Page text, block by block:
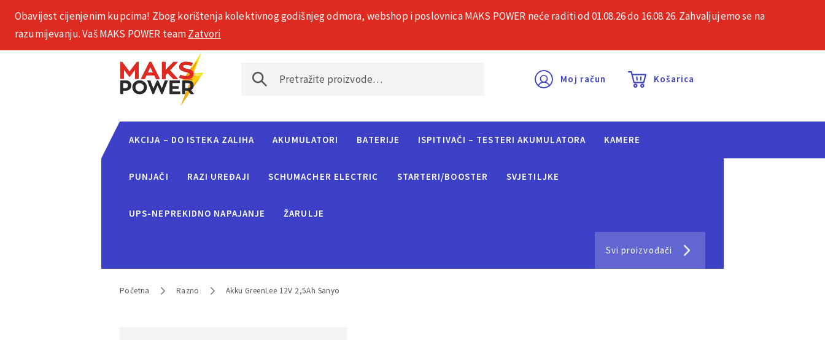
+385 1 2002 575 O nama Česta pitanja Kontakt
Moj račun Košarica
AKCIJA – DO ISTEKA ZALIHA AKUMULATORI BATERIJE ISPITIVAČI – TESTERI AKUMULATORA KAMERE
PUNJAČI RAZI UREĐAJI SCHUMACHER ELECTRIC STARTERI/BOOSTER SVJETILJKE
UPS-NEPREKIDNO NAPAJANJE ŽARULJE
Svi proizvođači
Početna Razno Akku GreenLee 12V 2,5Ah Sanyo
Obavijest cijenjenim kupcima! Zbog korištenja kolektivnog godišnjeg odmora, webshop i poslovnica MAKS POWER neće raditi od 01.08.26 do 16.08.26. Zahvaljujemo se na
razumijevanju. Vaš MAKS POWER teamZatvori